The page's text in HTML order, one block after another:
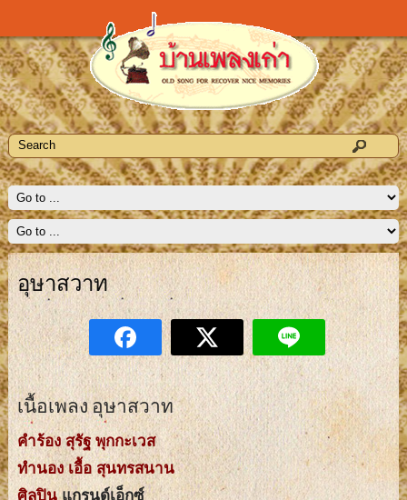
อุษาสวาท
เนื้อเพลง อุษาสวาท
คำร้อง สุรัฐ พุกกะเวส
ทำนอง เอื้อ สุนทรสนาน
ศิลปินแกรนด์เอ็กซ์